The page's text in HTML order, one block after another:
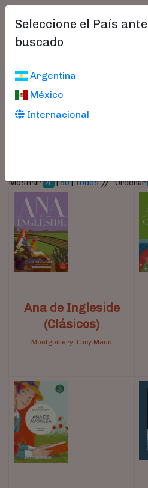
Seleccione el País
buscado
Argentina
México
Internacional
Libros
Parámetros
Mostrar 20 |50|Todos//Ordenar
Ana de Ingleside
(Clásicos)
Montgomery, Lucy Maud